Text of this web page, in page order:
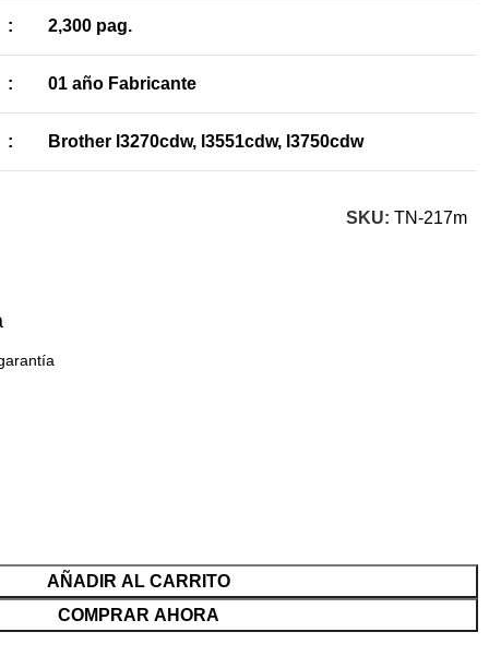
: 2,300 pag.
: 01 año Fabricante
: Brother l3270cdw, l3551cdw, l3750cdw
SKU: TN-217m
AÑADIR AL CARRITO
COMPRAR AHORA